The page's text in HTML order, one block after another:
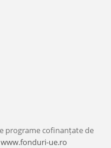
programe cofinanțate de
www.fonduri-ue.ro